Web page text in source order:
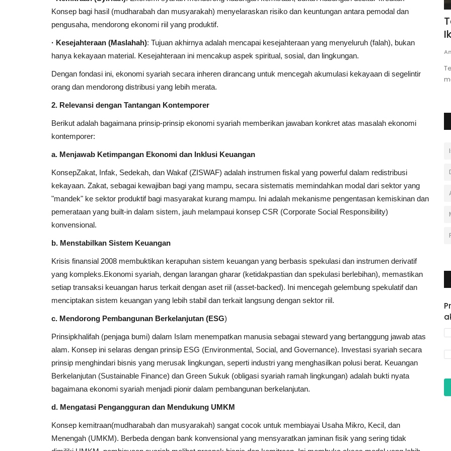
Konsep bagi hasil (mudharabah dan musyarakah) menyelaraskan risiko dan keuntungan antara pemodal dan
pengusaha, mendorong ekonomi riil yang produktif.
· Kesejahteraan (Maslahah): Tujuan akhirnya adalah mencapai kesejahteraan yang menyeluruh (falah), bukan
hanya kekayaan material. Kesejahteraan ini mencakup aspek spiritual, sosial, dan lingkungan.
Dengan fondasi ini, ekonomi syariah secara inheren dirancang untuk mencegah akumulasi kekayaan di segelintir
orang dan mendorong distribusi yang lebih merata.
2. Relevansi dengan Tantangan Kontemporer
Berikut adalah bagaimana prinsip-prinsip ekonomi syariah memberikan jawaban konkret atas masalah ekonomi
kontemporer:
a. Menjawab Ketimpangan Ekonomi dan Inklusi Keuangan
KonsepZakat, Infak, Sedekah, dan Wakaf (ZISWAF) adalah instrumen fiskal yang powerful dalam redistribusi
kekayaan. Zakat, sebagai kewajiban bagi yang mampu, secara sistematis memindahkan modal dari sektor yang
"mandek" ke sektor produktif bagi masyarakat kurang mampu. Ini adalah mekanisme pengentasan kemiskinan dan
pemerataan yang built-in dalam sistem, jauh melampaui konsep CSR (Corporate Social Responsibility)
konvensional.
b. Menstabilkan Sistem Keuangan
Krisis finansial 2008 membuktikan kerapuhan sistem keuangan yang berbasis spekulasi dan instrumen derivatif
yang kompleks.Ekonomi syariah, dengan larangan gharar (ketidakpastian dan spekulasi berlebihan), memastikan
setiap transaksi keuangan harus terkait dengan aset riil (asset-backed). Ini mencegah gelembung spekulatif dan
menciptakan sistem keuangan yang lebih stabil dan terkait langsung dengan sektor riil.
c. Mendorong Pembangunan Berkelanjutan (ESG)
Prinsipkhalifah (penjaga bumi) dalam Islam menempatkan manusia sebagai steward yang bertanggung jawab atas
alam. Konsep ini selaras dengan prinsip ESG (Environmental, Social, and Governance). Investasi syariah secara
prinsip menghindari bisnis yang merusak lingkungan, seperti industri yang menghasilkan polusi berat. Keuangan
Berkelanjutan (Sustainable Finance) dan Green Sukuk (obligasi syariah ramah lingkungan) adalah bukti nyata
bagaimana ekonomi syariah menjadi pionir dalam pembangunan berkelanjutan.
d. Mengatasi Pengangguran dan Mendukung UMKM
Konsep kemitraan(mudharabah dan musyarakah) sangat cocok untuk membiayai Usaha Mikro, Kecil, dan
Menengah (UMKM). Berbeda dengan bank konvensional yang mensyaratkan jaminan fisik yang sering tidak
Khutbah Jumat : Keutamaan Al-
Andi Asdar Abuhaerah, M.M Maret 16, 2025
Membahas keistimewaan Al-Qur'an sebagai...
Andi Ferdiawan Oktober 12, 2024
menegaskan keesaan Allah. Pahami makna...